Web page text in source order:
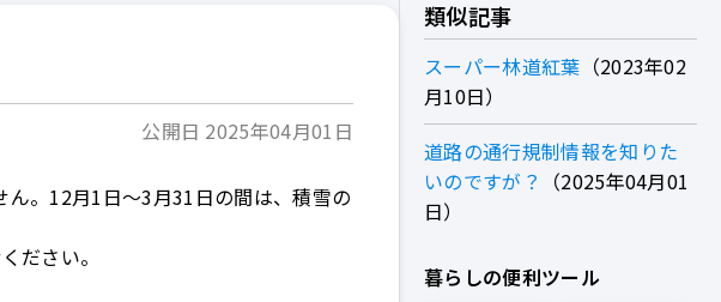
公開日 2025年04月01日
。12月1日～3月31日の間は、積雪の
ださい。
類似記事
スーパー林道紅葉
2023年02
月10日
道路の通行規制情報を知りた
いのですが？
2025年04月01
日
暮らしの便利ツール